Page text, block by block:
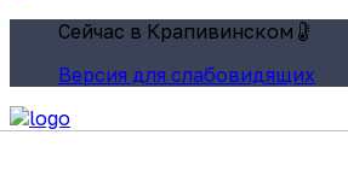
Сейчас в Крапивинском
Версия для слабовидящих